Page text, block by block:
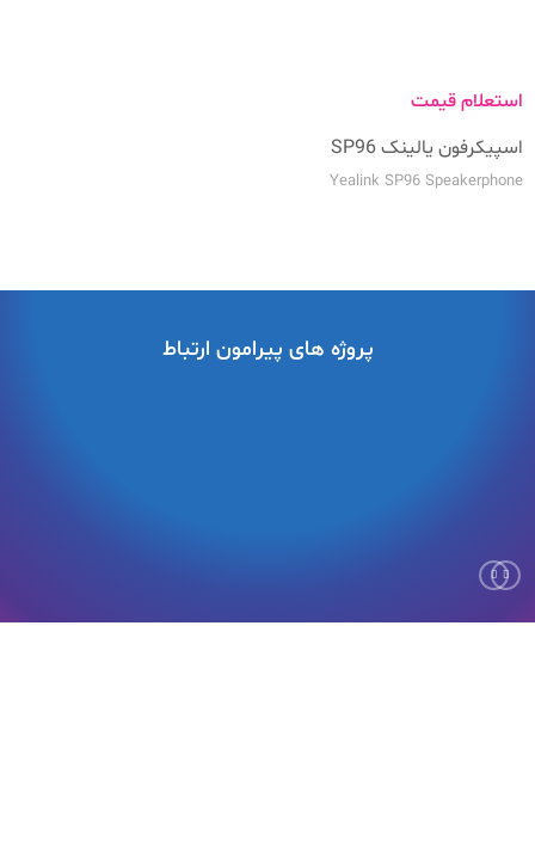
استعلام قیمت
اسپیکرفون یالینک SP96
Yealink SP96 Speakerphone
پروژه های پیرامون ارتباط